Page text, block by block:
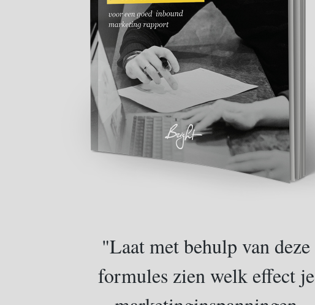
"Laat met behulp van deze
formules zien welk effect je